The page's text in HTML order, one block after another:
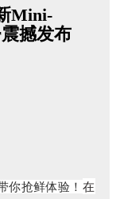
Mini-
撼发布
你抢鲜体验！ 在